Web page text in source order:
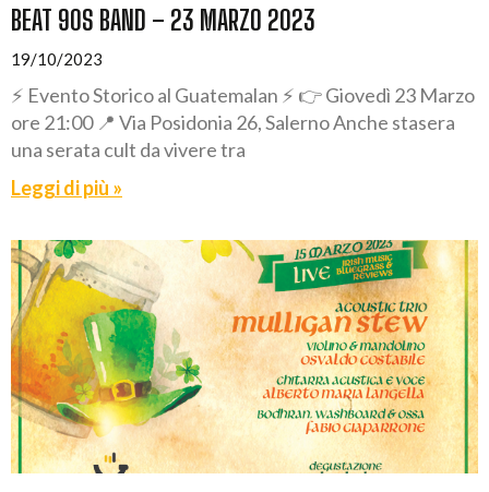
BEAT 90S BAND – 23 MARZO 2023
19/10/2023
⚡ Evento Storico al Guatemalan ⚡ 👉 Giovedì 23 Marzo
ore 21:00 📍 Via Posidonia 26, Salerno Anche stasera
una serata cult da vivere tra
Leggi di più »